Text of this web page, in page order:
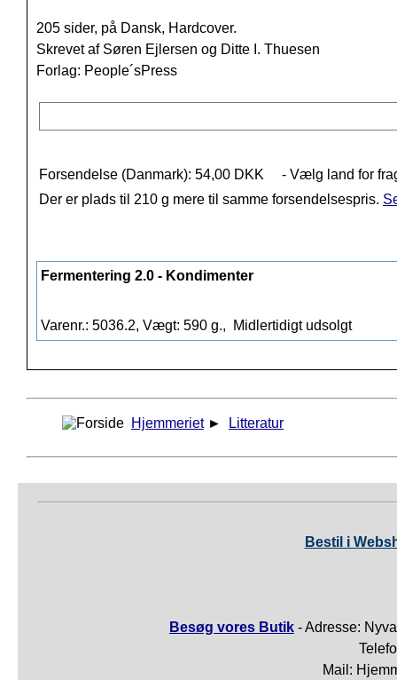
205 sider, på Dansk, Hardcover.
Skrevet af Søren Ejlersen og Ditte I. Thuesen
Forlag: People´sPress
Forsendelse (Danmark): 54,00 DKK
- Vælg land for
Der er plads til 210 g mere til samme forsendelsespris.
Fermentering 2.0 - Kondimenter
Varenr.: 5036.2, Vægt: 590 g., Midlertidigt udsolgt
Hjemmeriet ► Litteratur
Bestil i
Besøg vores Butik - Adresse:
Mail: